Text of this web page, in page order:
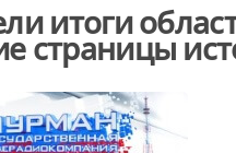
итоги
страницы